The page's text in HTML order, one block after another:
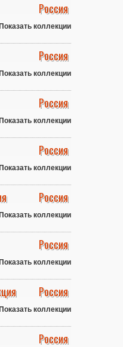
Россия
коллекции
Россия
коллекции
Россия
коллекции
Россия
коллекции
Россия
коллекции
Россия
коллекции
Россия
коллекции
Россия